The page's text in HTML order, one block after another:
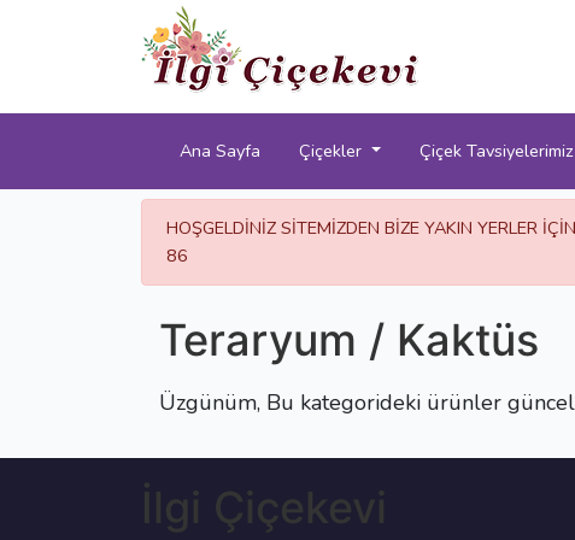
Ana Sayfa Çiçekler Çiçek Tavsiyelerimiz
HOŞGELDİNİZ SİTEMİZDEN BİZE YAKIN YERLER
86
Teraryum / Kaktüs
Üzgünüm, Bu kategorideki ürünler
İlgi Çiçekevi